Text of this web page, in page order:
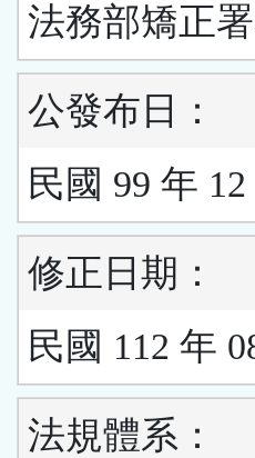
法務部矯正
公發布日：
民國 99 年 12
修正日期：
民國 112 年
法規體系：